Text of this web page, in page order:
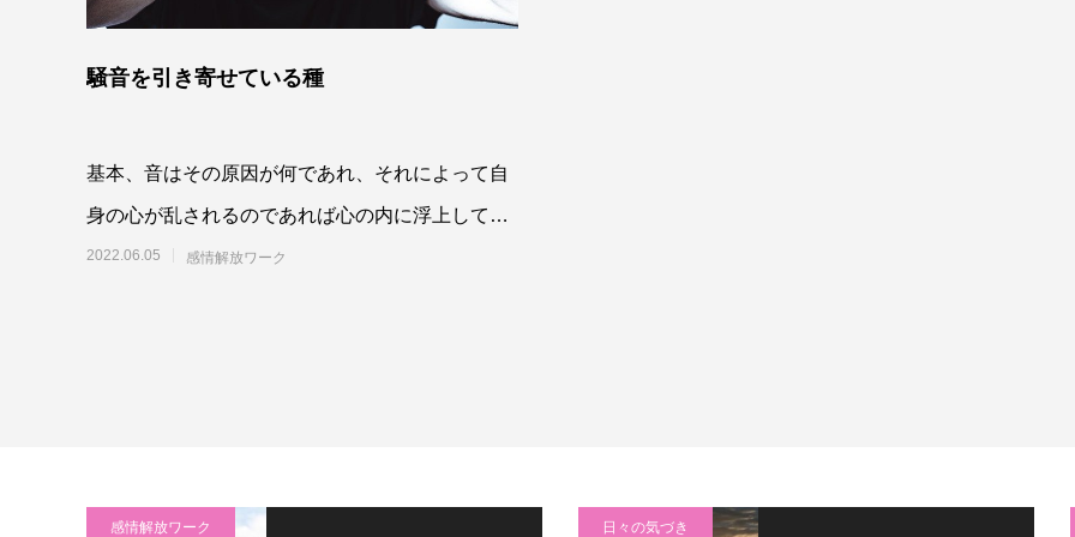
騒音を引き寄せている種
基本、音はその原因が何であれ、それによって自
身の心が乱されるのであれば心の内に浮上してい
る感情は、元々自分の中に抑圧されているもので
2022.06.05 感情解放ワーク
感情解放ワーク 日々の気づき